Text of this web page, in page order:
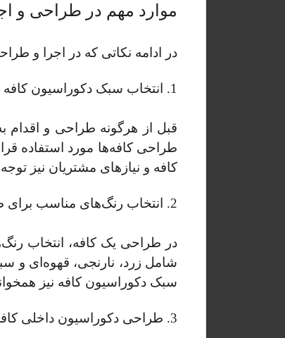
موارد مهم در طراحی و
در ادامه نکاتی که در اجرا و
1. انتخاب سبک دکوراسیون کافه
قبل از هرگونه طراحی و اقدام
طراحی کافه‌ها مورد استفاده
کافه و نیازهای مشتریان نیز
2. انتخاب رنگ‌های مناسب برای طراحی و اجرای دکوراسیون کافه
در طراحی یک کافه، انتخاب
شامل زرد، نارنجی، قهوه‌ای و
سبک دکوراسیون کافه نیز
3. طراحی دکوراسیون داخلی کافه